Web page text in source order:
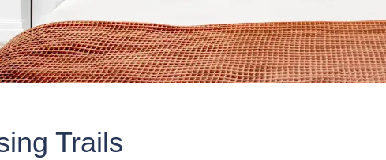
Trails